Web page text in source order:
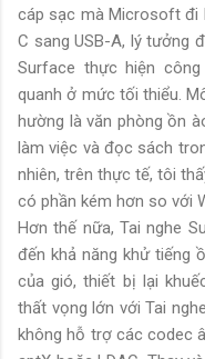
cáp sạc mà Microsoft đi
C sang USB-A, lý tưởng
Surface thực hiện
quanh ở mức tối thiểu.
hường là văn phòng ồn
làm việc và đọc sách
nhiên, trên thực tế, tôi
có phần kém hơn so với
Hơn thế nữa, Tai nghe
đến khả năng khử tiếng
của gió, thiết bị lại
thất vọng lớn với Tai
không hỗ trợ các codec